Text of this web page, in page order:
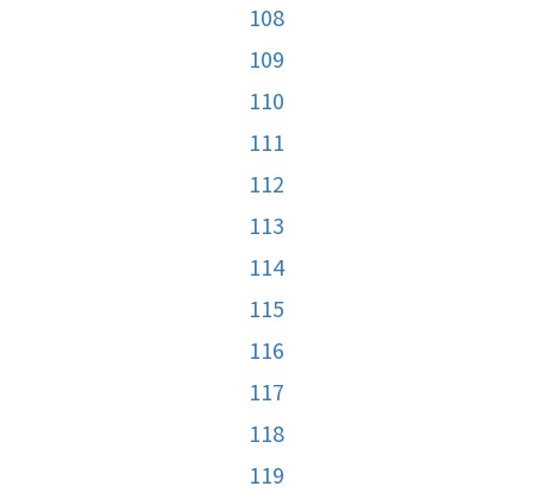
108
109
110
111
112
113
114
115
116
117
118
119